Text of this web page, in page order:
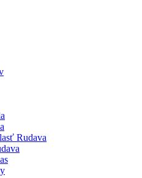
Rudava